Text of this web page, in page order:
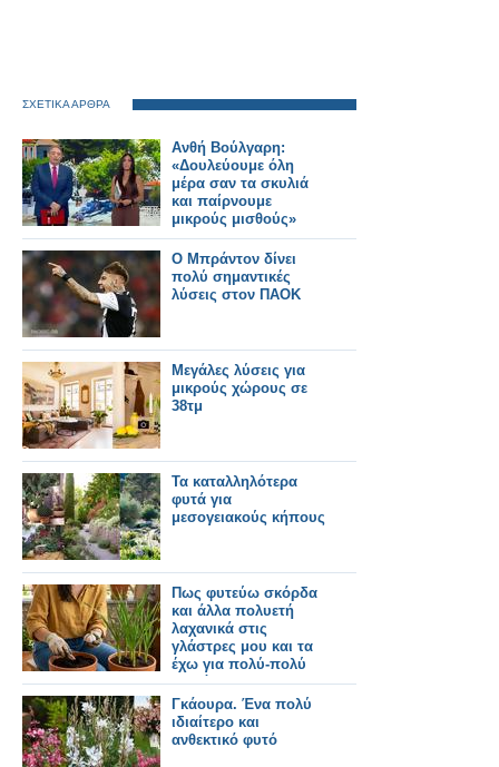
ΣΧΕΤΙΚΑ ΑΡΘΡΑ
Ανθή Βούλγαρη:
«Δουλεύουμε όλη
μέρα σαν τα σκυλιά
και παίρνουμε
μικρούς μισθούς»
Ο Μπράντον δίνει
πολύ σημαντικές
λύσεις στον ΠΑΟΚ
Μεγάλες λύσεις για
μικρούς χώρους σε
38τμ
Τα καταλληλότερα
φυτά για
μεσογειακούς κήπους
Πως φυτεύω σκόρδα
και άλλα πολυετή
λαχανικά στις
γλάστρες μου και τα
έχω για πολύ-πολύ
καιρό!
Γκάουρα. Ένα πολύ
ιδιαίτερο και
ανθεκτικό φυτό